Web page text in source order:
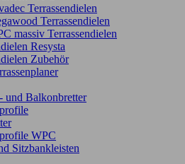
Terrassendielen
Terrassendielen
massiv Terrassendielen
Resysta
Zubehör
und Balkonbretter
WPC
Sitzbankleisten